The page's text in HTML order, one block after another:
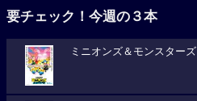
要チェック！今週の３本
ミニオンズ＆モンスターズ